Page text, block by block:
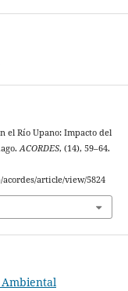
el Río Upano: Impacto del
ACORDES, (14), 59–64.
article/view/5824
Ambiental